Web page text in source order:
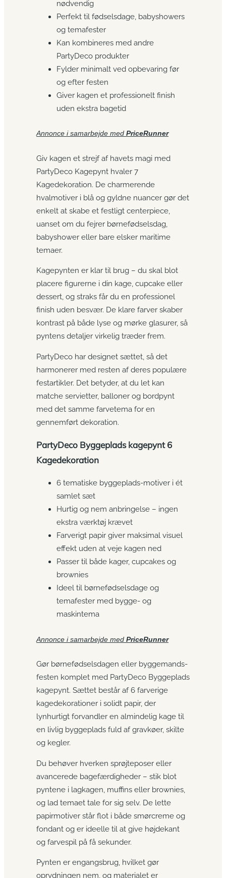
nødvendig
Perfekt til fødselsdage, babyshowers
og temafester
Kan kombineres med andre
PartyDeco produkter
Fylder minimalt ved opbevaring før
og efter festen
Giver kagen et professionelt finish
uden ekstra bagetid
Annonce i samarbejde med PriceRunner
Giv kagen et strejf af havets magi med
PartyDeco Kagepynt hvaler 7
Kagedekoration. De charmerende
hvalmotiver i blå og gyldne nuancer gør det
enkelt at skabe et festligt centerpiece,
uanset om du fejrer børnefødselsdag,
babyshower eller bare elsker maritime
temaer.
Kagepynten er klar til brug – du skal blot
placere figurerne i din kage, cupcake eller
dessert, og straks får du en professionel
finish uden besvær. De klare farver skaber
kontrast på både lyse og mørke glasurer, så
pyntens detaljer virkelig træder frem.
PartyDeco har designet sættet, så det
harmonerer med resten af deres populære
festartikler. Det betyder, at du let kan
matche servietter, balloner og bordpynt
med det samme farvetema for en
gennemført dekoration.
PartyDeco Byggeplads kagepynt 6
Kagedekoration
6 tematiske byggeplads-motiver i ét
samlet sæt
Hurtig og nem anbringelse – ingen
ekstra værktøj krævet
Farverigt papir giver maksimal visuel
effekt uden at veje kagen ned
Passer til både kager, cupcakes og
brownies
Ideel til børnefødselsdage og
temafester med bygge- og
maskintema
Annonce i samarbejde med PriceRunner
Gør børnefødselsdagen eller byggemands-
festen komplet med PartyDeco Byggeplads
kagepynt. Sættet består af 6 farverige
kagedekorationer i solidt papir, der
lynhurtigt forvandler en almindelig kage til
en livlig byggeplads fuld af gravkøer, skilte
og kegler.
Du behøver hverken sprøjteposer eller
avancerede bagefærdigheder – stik blot
pyntene i lagkagen, muffins eller brownies,
og lad temaet tale for sig selv. De lette
papirmotiver står flot i både smørcreme og
fondant og er ideelle til at give højdekant
og farvespil på få sekunder.
Pynten er engangsbrug, hvilket gør
oprydningen nem, og materialet er